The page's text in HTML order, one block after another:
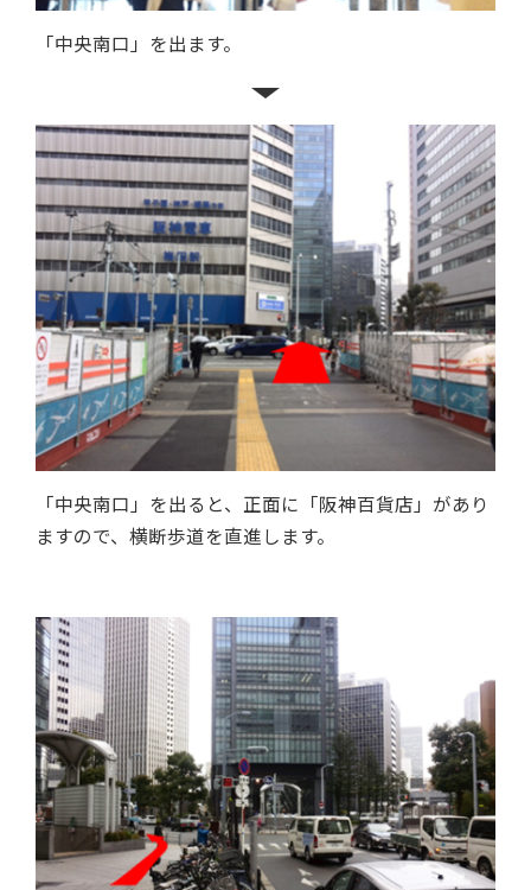
「中央南口」を出ます。
「中央南口」を出ると、正面に「阪神百貨店」があり
ますので、横断歩道を直進します。